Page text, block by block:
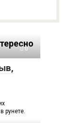
0
рунете.